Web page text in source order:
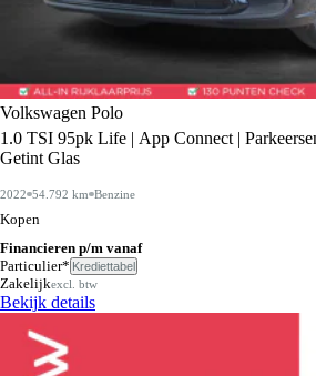
Volkswagen Polo
1.0 TSI 95pk Life | App Connect |
Getint Glas
2022 54.792 km Benzine
Kopen
Financieren p/m vanaf
Particulier* Krediettabel
Zakelijkexcl. btw
Bekijk details